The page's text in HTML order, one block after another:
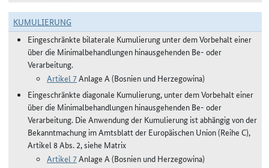
KUMULIERUNG
Eingeschränkte bilaterale Kumulierung unter dem Vorbehalt einer
über die Minimalbehandlungen hinausgehenden Be- oder
Verarbeitung.
Artikel 7Anlage A (Bosnien und Herzegowina)
Eingeschränkte diagonale Kumulierung, unter dem Vorbehalt einer
über die Minimalbehandlungen hinausgehenden Be- oder
Verarbeitung. Die Anwendung der Kumulierung ist abhängig von der
Bekanntmachung im Amtsblatt der Europäischen Union (Reihe C),
Artikel 8 Abs. 2, siehe Matrix
Artikel 7Anlage A (Bosnien und Herzegowina)